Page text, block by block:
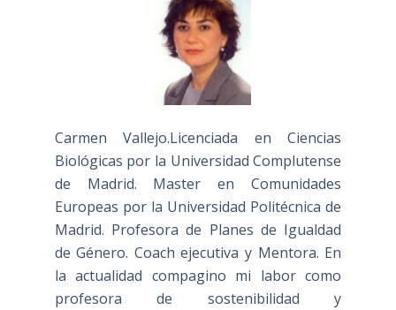
Carmen Vallejo.Licenciada en Ciencias
Biológicas por la Universidad Complutense
de Madrid. Master en Comunidades
Europeas por la Universidad Politécnica de
Madrid. Profesora de Planes de Igualdad
de Género. Coach ejecutiva y Mentora. En
la actualidad compagino mi labor como
profesora de sostenibilidad y